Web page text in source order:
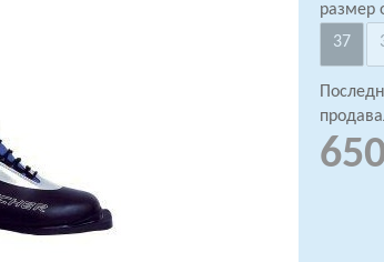
размер
37